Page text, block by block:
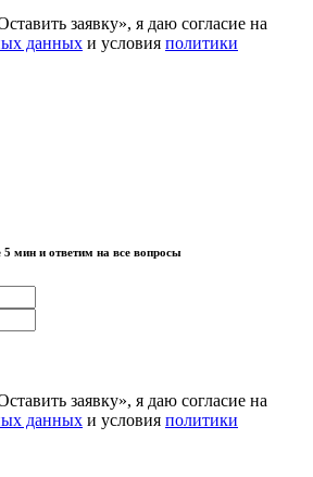
заявку», я даю согласие на
данных и условия политики
мин и ответим на все вопросы
заявку», я даю согласие на
данных и условия политики